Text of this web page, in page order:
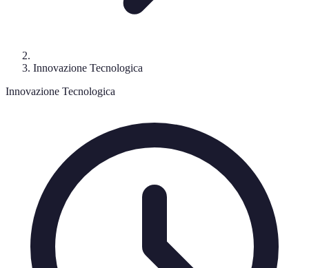
Innovazione Tecnologica
Innovazione Tecnologica